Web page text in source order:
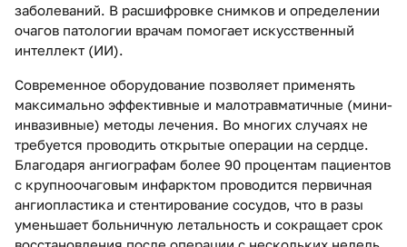
заболеваний. В расшифровке снимков и определении
очагов патологии врачам помогает искусственный
интеллект (ИИ).
Современное оборудование позволяет применять
максимально эффективные и малотравматичные (мини-
инвазивные) методы лечения. Во многих случаях не
требуется проводить открытые операции на сердце.
Благодаря ангиографам более 90 процентам пациентов
с крупноочаговым инфарктом проводится первичная
ангиопластика и стентирование сосудов, что в разы
уменьшает больничную летальность и сокращает срок